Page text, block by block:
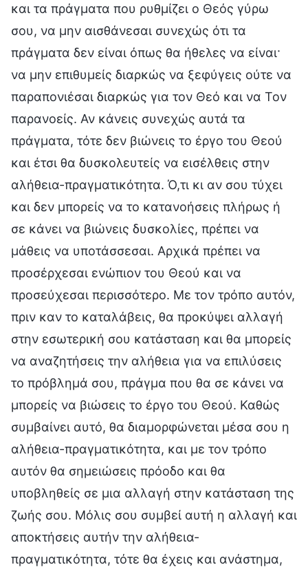
και τα πράγματα που ρυθμίζει ο Θεός γύρω
σου, να μην αισθάνεσαι συνεχώς ότι τα
πράγματα δεν είναι όπως θα ήθελες να είναι·
να μην επιθυμείς διαρκώς να ξεφύγεις ούτε να
παραπονιέσαι διαρκώς για τον Θεό και να Τον
παρανοείς. Αν κάνεις συνεχώς αυτά τα
πράγματα, τότε δεν βιώνεις το έργο του Θεού
και έτσι θα δυσκολευτείς να εισέλθεις στην
αλήθεια-πραγματικότητα. Ό,τι κι αν σου τύχει
και δεν μπορείς να το κατανοήσεις πλήρως ή
σε κάνει να βιώνεις δυσκολίες, πρέπει να
μάθεις να υποτάσσεσαι. Αρχικά πρέπει να
προσέρχεσαι ενώπιον του Θεού και να
προσεύχεσαι περισσότερο. Με τον τρόπο αυτόν,
πριν καν το καταλάβεις, θα προκύψει αλλαγή
στην εσωτερική σου κατάσταση και θα μπορείς
να αναζητήσεις την αλήθεια για να επιλύσεις
το πρόβλημά σου, πράγμα που θα σε κάνει να
μπορείς να βιώσεις το έργο του Θεού. Καθώς
συμβαίνει αυτό, θα διαμορφώνεται μέσα σου η
αλήθεια-πραγματικότητα, και με τον τρόπο
αυτόν θα σημειώσεις πρόοδο και θα
υποβληθείς σε μια αλλαγή στην κατάσταση της
ζωής σου. Μόλις σου συμβεί αυτή η αλλαγή και
αποκτήσεις αυτήν την αλήθεια-
πραγματικότητα, τότε θα έχεις και ανάστημα,